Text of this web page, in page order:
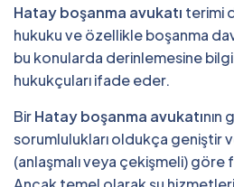
Hatay boşanma avukatı terimi
hukuku ve özellikle boşanma
bu konularda derinlemesine
hukukçuları ifade eder.
BirHatay boşanma avukatının
sorumlulukları oldukça geniştir
(anlaşmalı veya çekişmeli) göre